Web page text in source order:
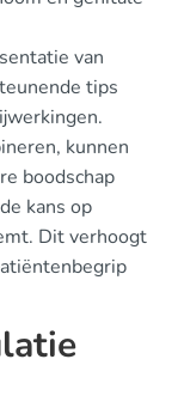
van
tips
kunnen
boodschap
kans op
Dit verhoogt